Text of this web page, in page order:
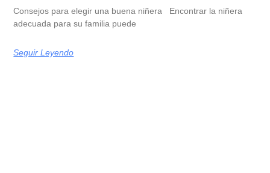
Consejos para elegir una buena niñera Encontrar la niñera
adecuada para su familia puede
Seguir Leyendo